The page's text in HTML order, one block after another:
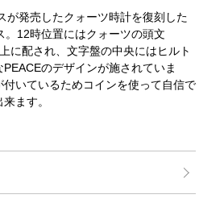
が発売したクォーツ時計を復刻した
。12時位置にはクォーツの頭文
に配され、文字盤の中央にはヒルト
のデザインが施されていま
いているためコインを使って自信で
ます。